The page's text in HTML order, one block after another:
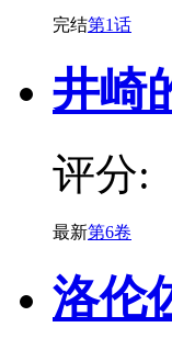
完结第1话
井崎
评分:
最新第6卷
洛伦